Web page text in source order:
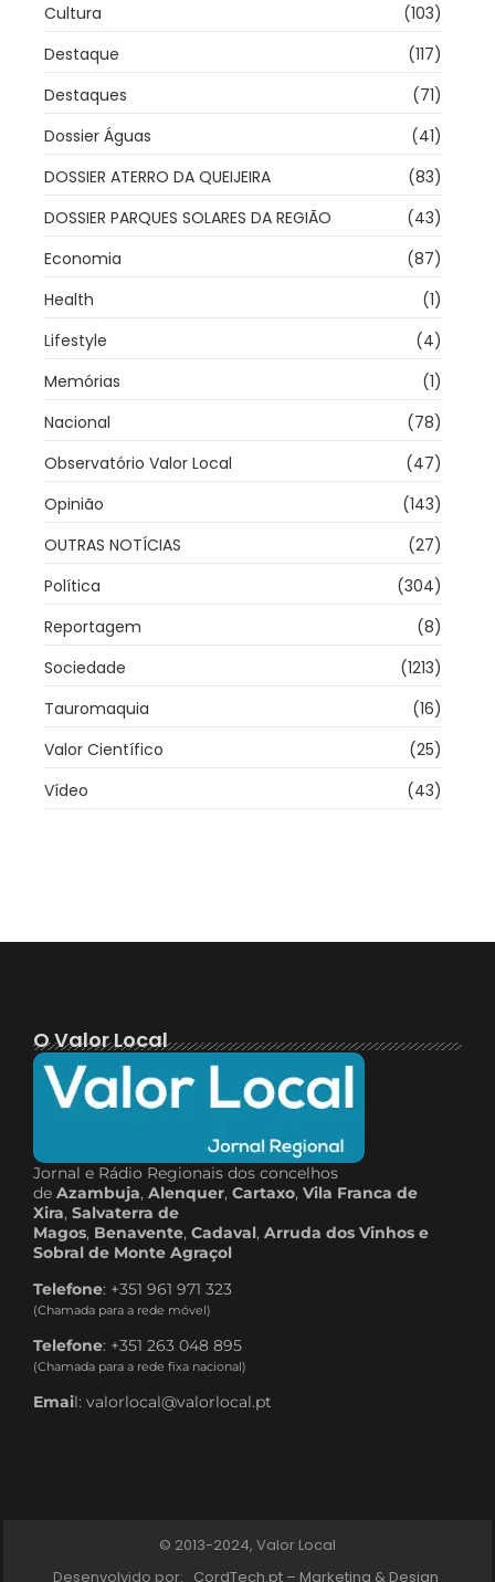
Cultura
(103)
Destaque
(117)
Destaques
(71)
Dossier Águas
(41)
DOSSIER ATERRO DA QUEIJEIRA
(83)
DOSSIER PARQUES SOLARES DA REGIÃO
(43)
Economia
(87)
Health
(1)
Lifestyle
(4)
Memórias
(1)
Nacional
(78)
Observatório Valor Local
(47)
Opinião
(143)
OUTRAS NOTÍCIAS
(27)
Política
(304)
Reportagem
(8)
Sociedade
(1213)
Tauromaquia
(16)
Valor Científico
(25)
Vídeo
(43)
O Valor Local
Jornal e Rádio Regionais dos concelhos
de Azambuja, Alenquer, Cartaxo, Vila Franca de
Xira, Salvaterra de
Magos, Benavente, Cadaval, Arruda dos Vinhos e
Sobral de Monte Agraçol
Telefone: +351 961 971 323
(Chamada para a rede móvel)
Telefone: +351 263 048 895
(Chamada para a rede fixa nacional)
Email: valorlocal@valorlocal.pt
© 2013-2024, Valor Local
Desenvolvido por: CordTech.pt – Marketing & Design